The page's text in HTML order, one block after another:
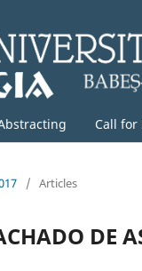
Call for
/ Articles
DE